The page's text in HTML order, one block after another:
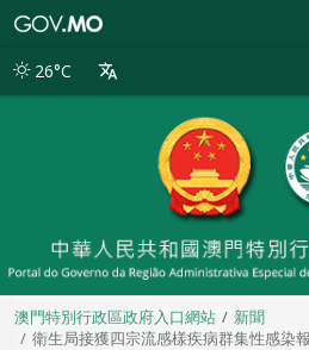
別
26°C
澳門特別行政區政府入口網站
新聞
衛生局接獲四宗流感樣疾病群集性感染